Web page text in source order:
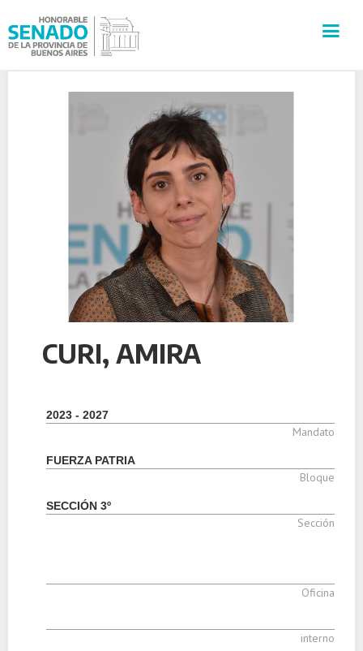
INSTITUCIÓN
SECRETARÍAS
PRENSA
CULTURA
VISITAS GUIADAS
CONTACTO
CURI, AMIRA
2023 - 2027
Mandato
FUERZA PATRIA
Bloque
SECCIÓN 3º
Sección
Oficina
interno